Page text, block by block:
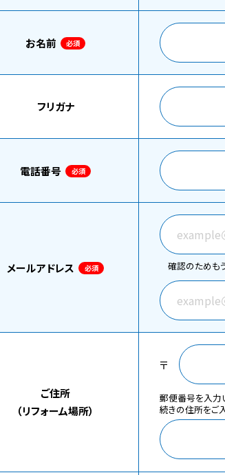
お名前 必須
フリガナ
電話番号 必須
メールアドレス 必須 確認のためも
ご住所
（リフォーム場所）
〒
郵便番号を入力
続きの住所をご